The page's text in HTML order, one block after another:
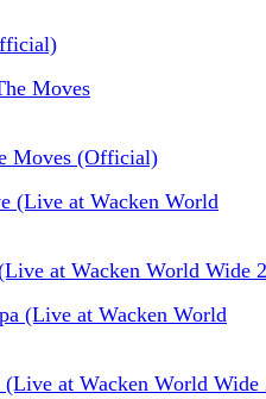
Moves (Official)
at Wacken World Wide
at Wacken World Wide